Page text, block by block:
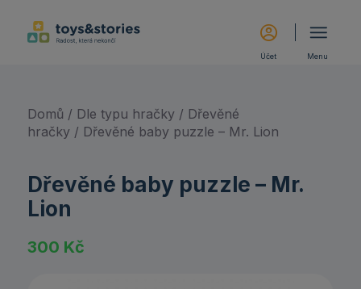
Menu
Účet
Domů / Dle typu hračky/ Dřevěné
hračky/ Dřevěné baby puzzle – Mr. Lion
Dřevěné baby puzzle – Mr.
Lion
300 Kč